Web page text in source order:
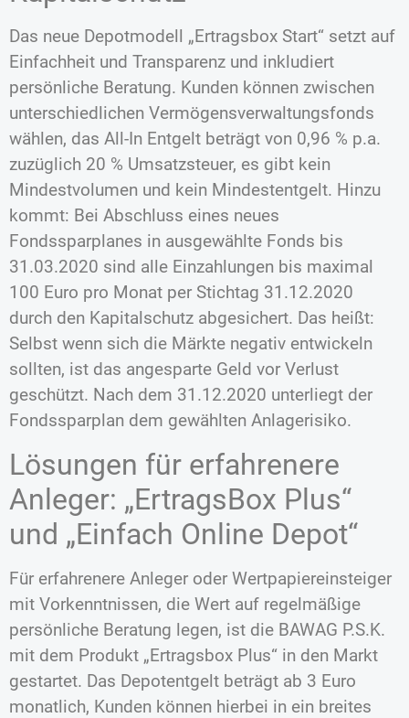
Das neue Depotmodell „Ertragsbox Start“ setzt auf
Einfachheit und Transparenz und inkludiert
persönliche Beratung. Kunden können zwischen
unterschiedlichen Vermögensverwaltungsfonds
wählen, das All-In Entgelt beträgt von 0,96 % p.a.
zuzüglich 20 % Umsatzsteuer, es gibt kein
Mindestvolumen und kein Mindestentgelt. Hinzu
kommt: Bei Abschluss eines neues
Fondssparplanes in ausgewählte Fonds bis
31.03.2020 sind alle Einzahlungen bis maximal
100 Euro pro Monat per Stichtag 31.12.2020
durch den Kapitalschutz abgesichert. Das heißt:
Selbst wenn sich die Märkte negativ entwickeln
sollten, ist das angesparte Geld vor Verlust
geschützt. Nach dem 31.12.2020 unterliegt der
Fondssparplan dem gewählten Anlagerisiko.
Lösungen für erfahrenere
Anleger: „ErtragsBox Plus“
und „Einfach Online Depot“
Für erfahrenere Anleger oder Wertpapiereinsteiger
mit Vorkenntnissen, die Wert auf regelmäßige
persönliche Beratung legen, ist die BAWAG P.S.K.
mit dem Produkt „Ertragsbox Plus“ in den Markt
gestartet. Das Depotentgelt beträgt ab 3 Euro
monatlich, Kunden können hierbei in ein breites